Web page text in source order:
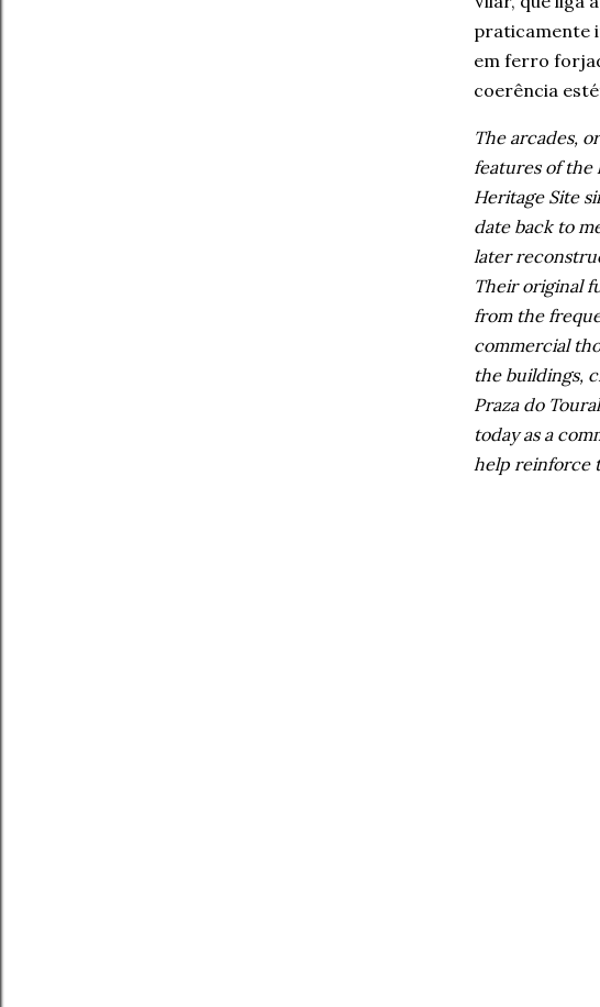
praticamente
em ferro
coerência
The arcades,
features of the
Heritage Site
date back to
later
Their original
from the
commercial
the buildings,
Praza do
today as a
help reinforce